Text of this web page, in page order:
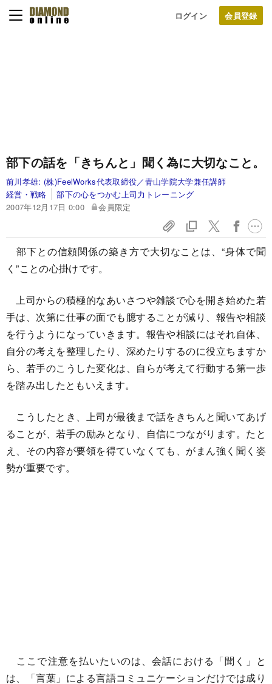
ログイン
部下の話を「きちんと」聞く為に大切なこと。
前川孝雄: (株)FeelWorks代表取締役／青山学院大学兼任講師
経営・戦略
部下の心をつかむ上司力トレーニング
2007年12月17日 0:00
会員限定
部下との信頼関係の築き方で大切なことは、“身体で聞
く”ことの心掛けです。
上司からの積極的なあいさつや雑談で心を開き始めた若
手は、次第に仕事の面でも臆することが減り、報告や相談
を行うようになっていきます。報告や相談にはそれ自体、
自分の考えを整理したり、深めたりするのに役立ちますか
ら、若手のこうした変化は、自らが考えて行動する第一歩
を踏み出したともいえます。
こうしたとき、上司が最後まで話をきちんと聞いてあげ
ることが、若手の励みとなり、自信につながります。たと
え、その内容が要領を得ていなくても、がまん強く聞く姿
勢が重要です。
ここで注意を払いたいのは、会話における「聞く」と
は、「言葉」による言語コミュニケーションだけでは成り